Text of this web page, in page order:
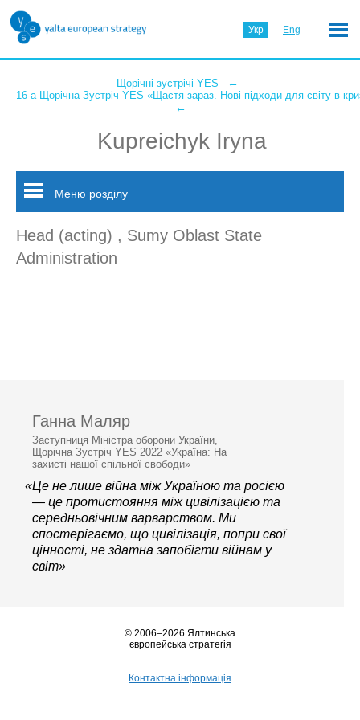
Укр Eng
Щорічні зустрічі YES ←
16-а Щорічна Зустріч YES «Щастя зараз. Нові підходи для світу в
←
Kupreichyk Iryna
Меню розділу
Head (acting) , Sumy Oblast State
Administration
Ганна Маляр
Заступниця Міністра оборони України,
Щорічна Зустріч YES 2022 «Україна: На
захисті нашої спільної свободи»
«Це не лише війна між Україною та росією
— це протистояння між цивілізацією та
середньовічним варварством. Ми
спостерігаємо, що цивілізація, попри свої
цінності, не здатна запобігти війнам у
світ»
© 2006–2026 Ялтинська
європейська стратегія
Контактна інформація